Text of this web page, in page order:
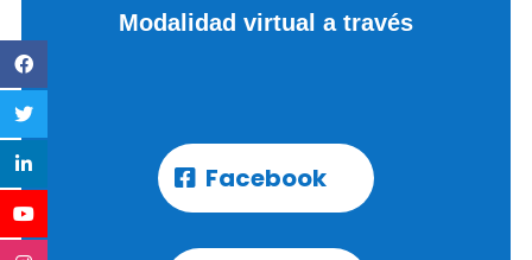
Modalidad virtual a través
Facebook